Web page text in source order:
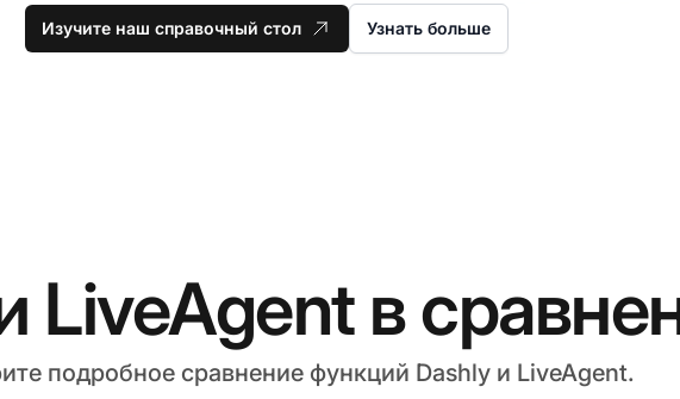
Изучите наш справочный стол Узнать больше
LiveAgent в
подробное сравнение функций Dashly и LiveAgent.